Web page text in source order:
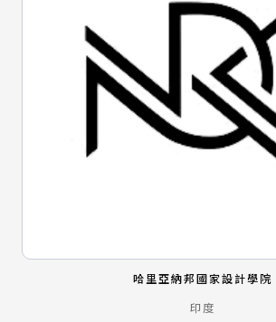
哈里亞納邦國家設計學院
印度